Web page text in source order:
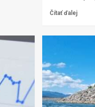
Čítať ďalej